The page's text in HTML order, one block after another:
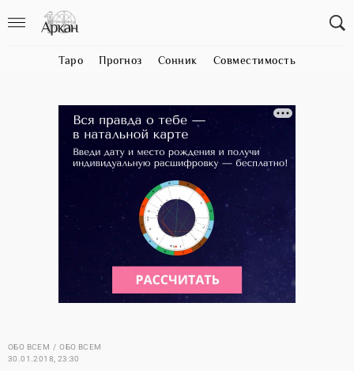
Таро Прогноз Сонник Совместимость
ОБО ВСЕМ
ОБО ВСЕМ
30.01.2018, 23:30